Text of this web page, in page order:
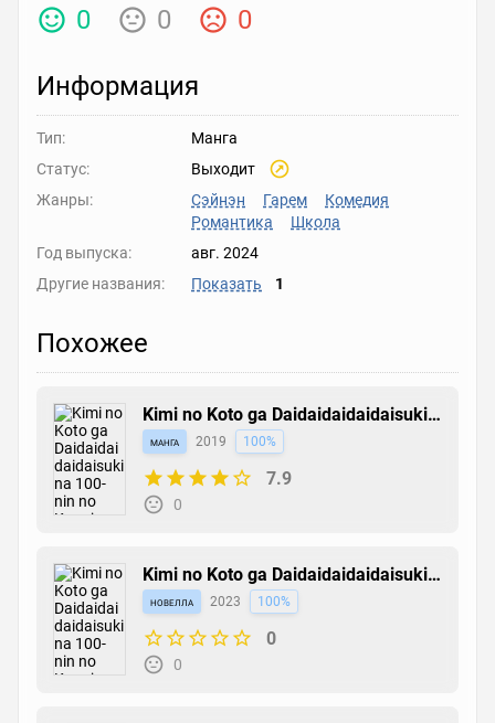
0 0 0
Информация
Тип:
Манга
Статус:
Выходит
Жанры:
Сэйнэн Гарем
Комедия
Романтика
Школа
Год выпуска:
авг. 2024
Другие названия:
Показать 1
Похожее
Kimi no Koto ga Daidaidaidaidaisuki
na 100-nin no Kanojo
манга 2019 100%
7.9
0
Kimi no Koto ga Daidaidaidaidaisuki
na 100-nin no Kanojo: Bangai
Koimonogatari - Secret Love Story
новелла 2023 100%
0
0